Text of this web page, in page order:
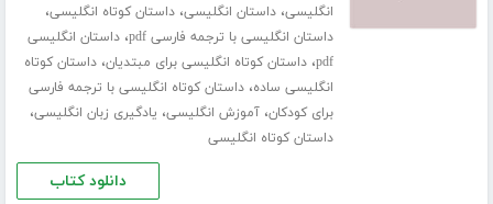
انگلیسی،داستان انگلیسی،داستان کوتاه انگلیسی،
داستان انگلیسی با ترجمه فارسی pdf ،داستان انگلیسی
pdf،داستان کوتاه انگلیسی برای مبتدیان،داستان کوتاه
انگلیسی ساده،داستان کوتاه انگلیسی با ترجمه فارسی
برای کودکان،آموزش انگلیسی، یادگیری زبان انگلیسی،
داستان کوتاه انگلیسی
دانلود کتاب